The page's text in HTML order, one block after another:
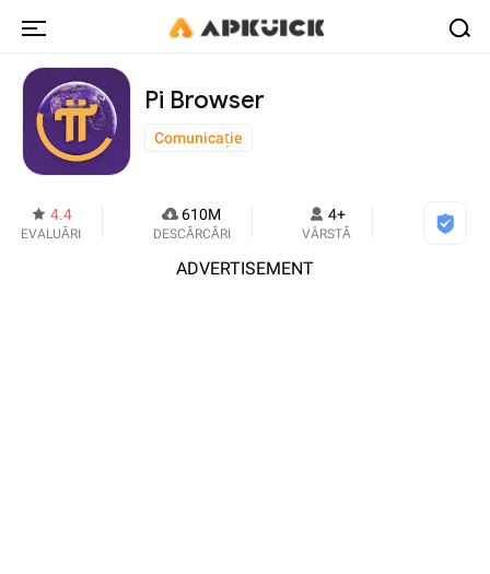
Pi Browser
Comunicație
4.4
EVALUĂRI
610M
DESCĂRCĂRI
4+
VÂRSTĂ
ADVERTISEMENT